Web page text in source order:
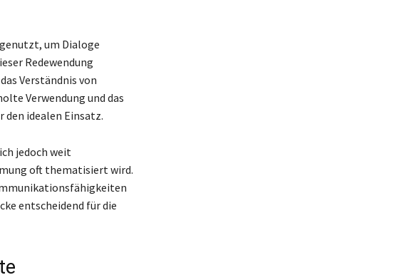
um Dialoge
Redewendung
Verständnis von
Verwendung und das
den idealen Einsatz.
jedoch weit
oft thematisiert wird.
entscheidend für die